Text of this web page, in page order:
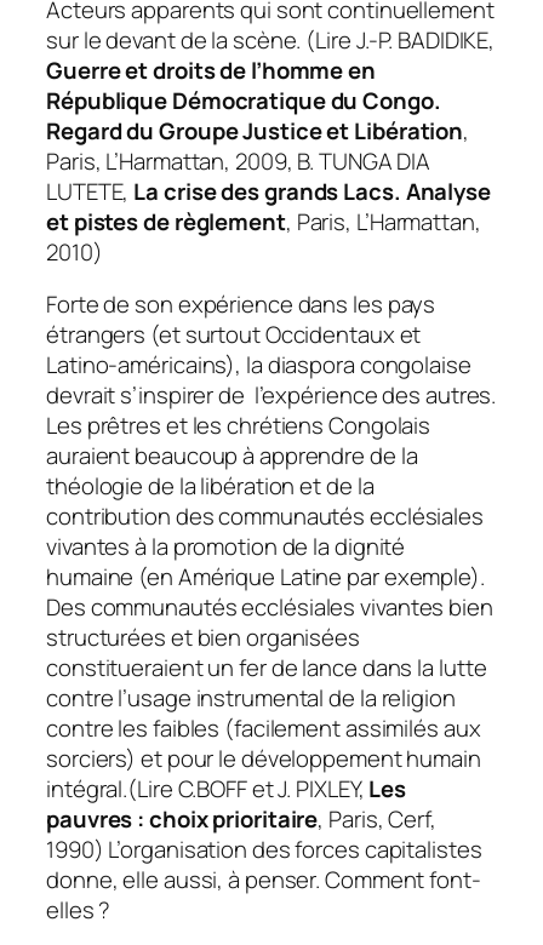
Acteurs apparents qui sont continuellement
sur le devant de la scène. (Lire J.-P. BADIDIKE,
Guerre et droits de l’homme en
République Démocratique du Congo.
Regard du Groupe Justice et Libération,
Paris, L’Harmattan, 2009, B. TUNGA DIA
LUTETE, La crise des grands Lacs. Analyse
et pistes de règlement, Paris, L’Harmattan,
2010)
Forte de son expérience dans les pays
étrangers (et surtout Occidentaux et
Latino-américains), la diaspora congolaise
devrait s’inspirer de l’expérience des autres.
Les prêtres et les chrétiens Congolais
auraient beaucoup à apprendre de la
théologie de la libération et de la
contribution des communautés ecclésiales
vivantes à la promotion de la dignité
humaine (en Amérique Latine par exemple).
Des communautés ecclésiales vivantes bien
structurées et bien organisées
constitueraient un fer de lance dans la lutte
contre l’usage instrumental de la religion
contre les faibles (facilement assimilés aux
sorciers) et pour le développement humain
intégral.(Lire C.BOFF et J. PIXLEY, Les
pauvres : choix prioritaire, Paris, Cerf,
1990) L’organisation des forces capitalistes
donne, elle aussi, à penser. Comment font-
elles ?